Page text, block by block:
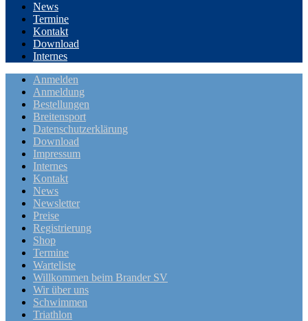
News
Termine
Kontakt
Download
Internes
Anmelden
Anmeldung
Bestellungen
Breitensport
Datenschutzerklärung
Download
Impressum
Internes
Kontakt
News
Newsletter
Preise
Registrierung
Shop
Termine
Warteliste
Willkommen beim Brander SV
Wir über uns
Schwimmen
Triathlon